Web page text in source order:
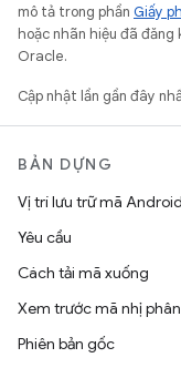
mô tả trong phần Giấy
hoặc nhãn hiệu đã
Oracle.
Cập nhật lần gần đây
BẢN DỰNG
Vị trí lưu trữ mã Android
Yêu cầu
Cách tải mã xuống
Xem trước mã nhị phân
Phiên bản gốc